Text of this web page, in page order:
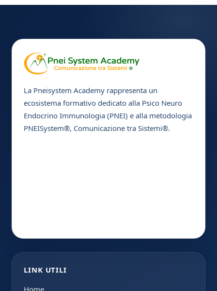
La Pneisystem Academy rappresenta un
ecosistema formativo dedicato alla Psico Neuro
Endocrino Immunologia (PNEI) e alla metodologia
PNEISystem®, Comunicazione tra Sistemi®.
LINK UTILI